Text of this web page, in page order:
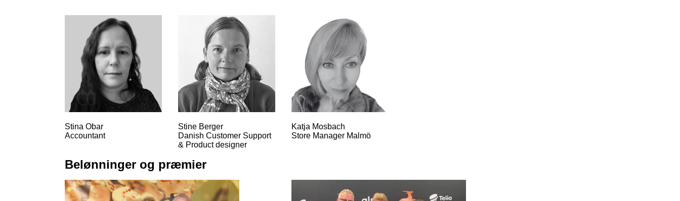
Stina Obar
Accountant
Stine Berger
Danish Customer Support
& Product designer
Katja Mosbach
Store Manager Malmö
Belønninger og præmier